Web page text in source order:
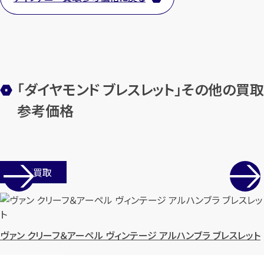
【総合受付】24時間・年中無休(年末年
「ダイヤモンド ブレスレット」その他の買取
参考価格
店舗買取
ヴァン クリーフ＆アーペル ヴィンテージ アルハンブラ ブレスレット